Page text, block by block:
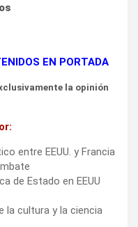
EN PORTADA
la opinión
entre EEUU. y Francia
de Estado en EEUU
la cultura y la ciencia